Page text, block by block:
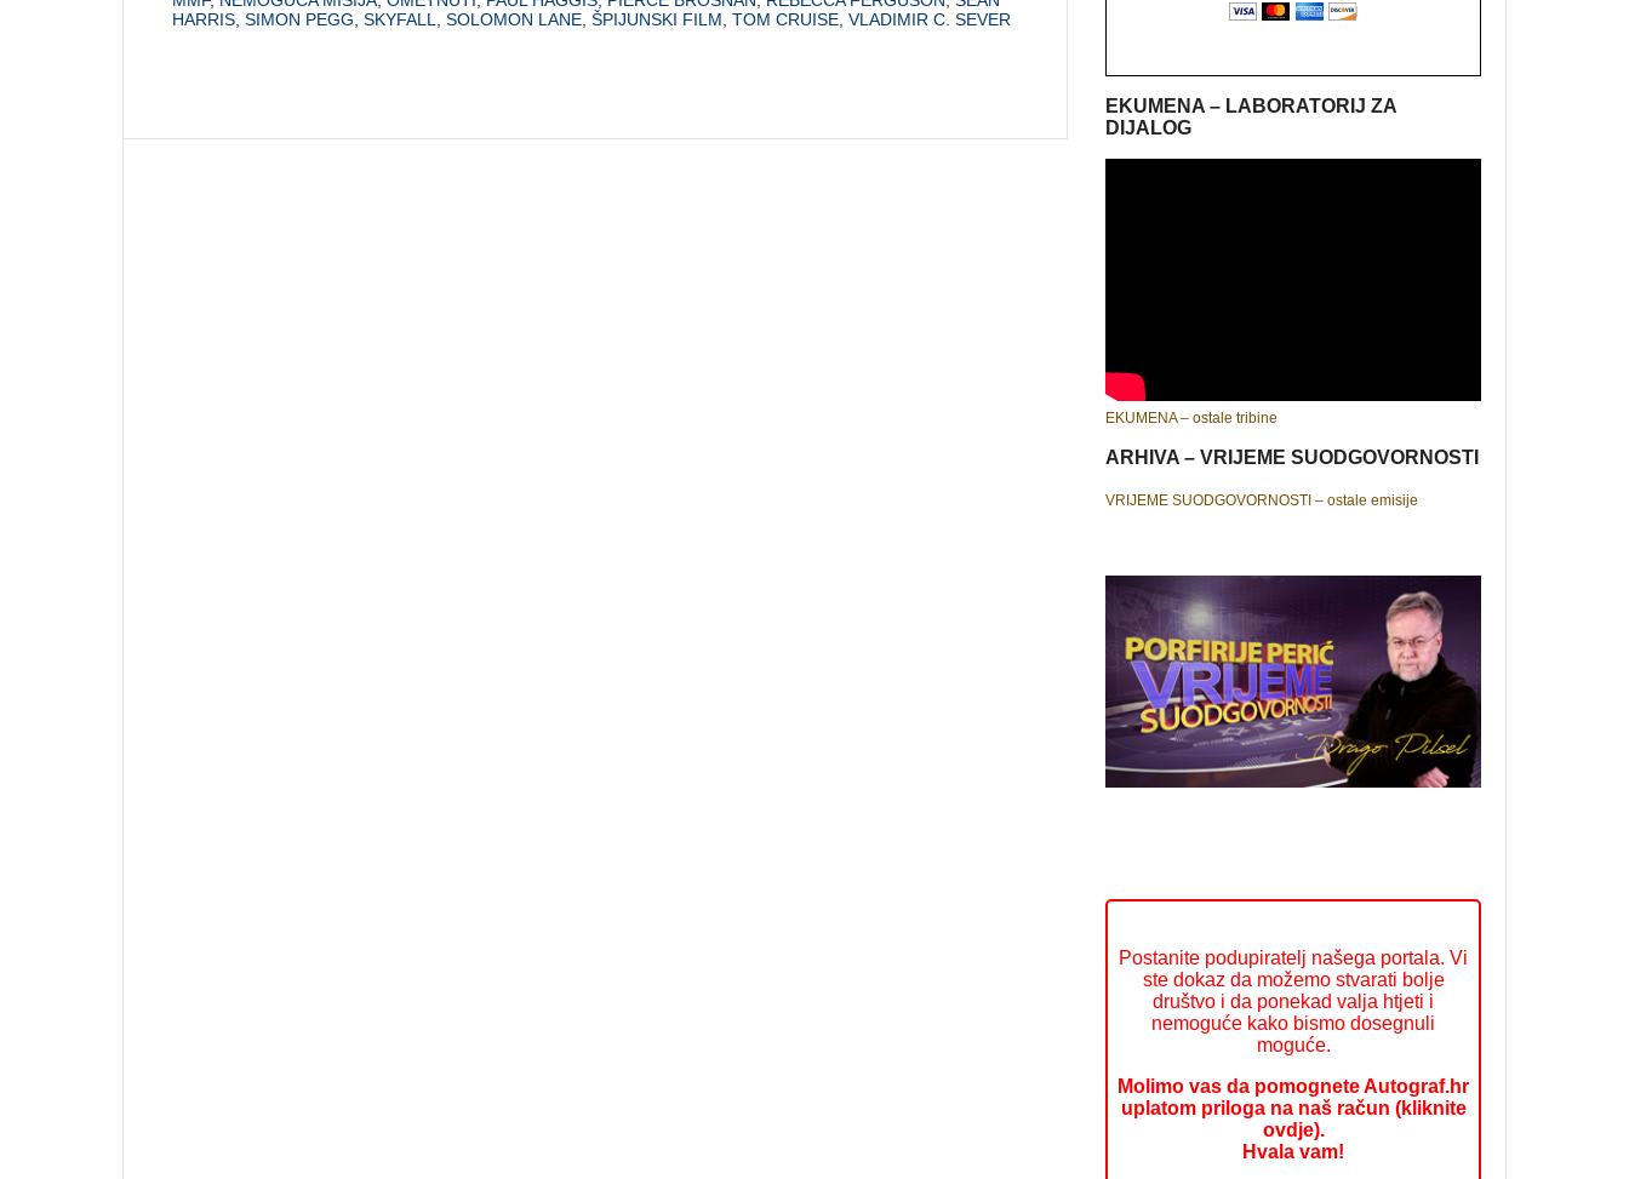
HARRIS SIMON PEGG SKYFALL SOLOMON LANE ŠPIJUNSKI FILM TOM CRUISE VLADIMIR C. SEVER
EKUMENA – LABORATORIJ ZA
DIJALOG
EKUMENA – ostale tribine
ARHIVA – VRIJEME SUODGOVORNOSTI
VRIJEME SUODGOVORNOSTI – ostale emisije
Postanite podupiratelj našega portala. Vi
ste dokaz da možemo stvarati bolje
društvo i da ponekad valja htjeti i
nemoguće kako bismo dosegnuli
moguće.
Molimo vas da pomognete Autograf.hr
uplatom priloga na naš račun (kliknite
ovdje).
Hvala vam!